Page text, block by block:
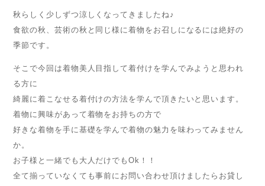
秋らしく少しずつ涼しくなってきましたね♪
食欲の秋、芸術の秋と同じ様に着物をお召しになるには絶好の
季節です。
そこで今回は着物美人目指して着付けを学んでみようと思われ
る方に
綺麗に着こなせる着付けの方法を学んで頂きたいと思います。
着物に興味があって着物をお持ちの方で
好きな着物を手に基礎を学んで着物の魅力を味わってみません
か。
お子様と一緒でも大人だけでもOk！！
全て揃っていなくても事前にお問い合わせ頂けましたらお貸し